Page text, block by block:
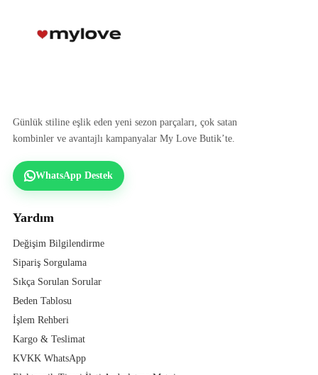
Günlük stiline eşlik eden yeni sezon parçaları, çok satan
kombinler ve avantajlı kampanyalar My Love Butik’te.
WhatsApp Destek
Yardım
Değişim Bilgilendirme
Sipariş Sorgulama
Sıkça Sorulan Sorular
Beden Tablosu
İşlem Rehberi
Kargo & Teslimat
KVKK WhatsApp